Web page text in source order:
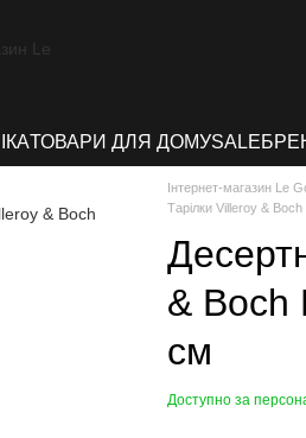
ТОВАРИ ДЛЯ ДОМУSALE
Інтернет-магазин Le
Тарілки Villeroy & Boch
& Boch
см
Доступно за